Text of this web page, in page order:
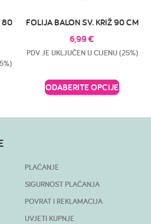
80
FOLIJA BALON SV. KRIŽ 90 CM
6,99€
PDV JE UKLJUČEN U CIJENU (25%)
ODABERITE OPCIJE
PLAĆANJE
SIGURNOST PLAĆANJA
POVRAT I REKLAMACIJA
UVJETI KUPNJE